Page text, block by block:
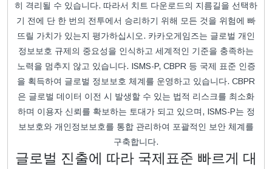
히 격리될 수 있습니다. 따라서 치트 다운로드의 지름길을 선택하
기 전에 단 한 번의 전투에서 승리하기 위해 모든 것을 위험에 빠
뜨릴 가치가 있는지 평가하십시오. 카카오게임즈는 글로벌 개인
정보보호 규제의 중요성을 인식하고 세계적인 기준을 충족하는
노력을 멈추지 않고 있습니다. ISMS-P, CBPR 등 국제 표준 인증
을 획득하여 글로벌 정보보호 체계를 운영하고 있습니다. CBPR
은 글로벌 데이터 이전 시 발생할 수 있는 법적 리스크를 최소화
하며 이용자 신뢰를 확보하는 토대가 되고 있으며, ISMS-P는 정
보보호와 개인정보보호를 통합 관리하여 포괄적인 보안 체계를
구축합니다.
글로벌 진출에 따라 국제표준 빠르게 대